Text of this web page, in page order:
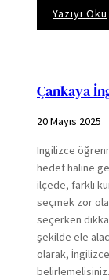
Yazıyı Oku
Çankaya
20 Mayıs 2025
İngilizce
hedef haline
ilçede, farklı
seçmek zor
seçerken
şekilde ele
olarak,